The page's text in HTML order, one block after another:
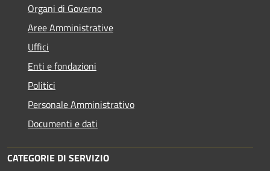
Organi di Governo
Aree Amministrative
Uffici
Enti e fondazioni
Politici
Personale Amministrativo
Documenti e dati
CATEGORIE DI SERVIZIO